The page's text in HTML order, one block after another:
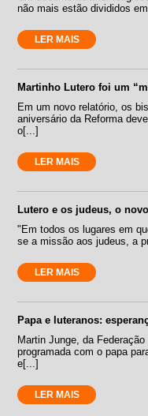
não mais estão divididos
LER MAIS
Martinho Lutero foi um
Em um novo relatório, os
aniversário da Reforma
o[...]
LER MAIS
Lutero e os judeus, o
"Em todos os lugares em
se a missão aos judeus, a
LER MAIS
Papa e luteranos:
Martin Junge, da
programada com o papa
e[...]
LER MAIS